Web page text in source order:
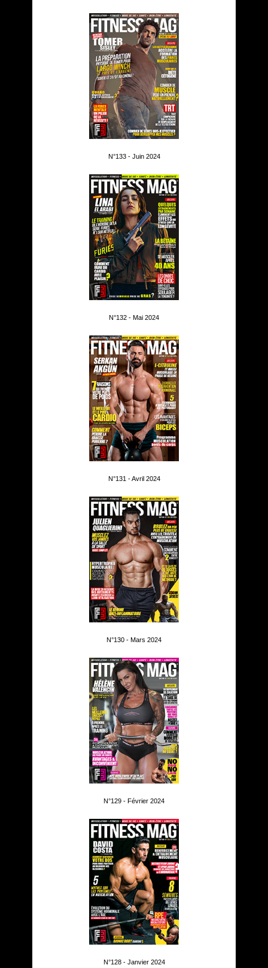
N°133 - Juin 2024
N°132 - Mai 2024
N°131 - Avril 2024
N°130 - Mars 2024
N°129 - Février 2024
N°128 - Janvier 2024